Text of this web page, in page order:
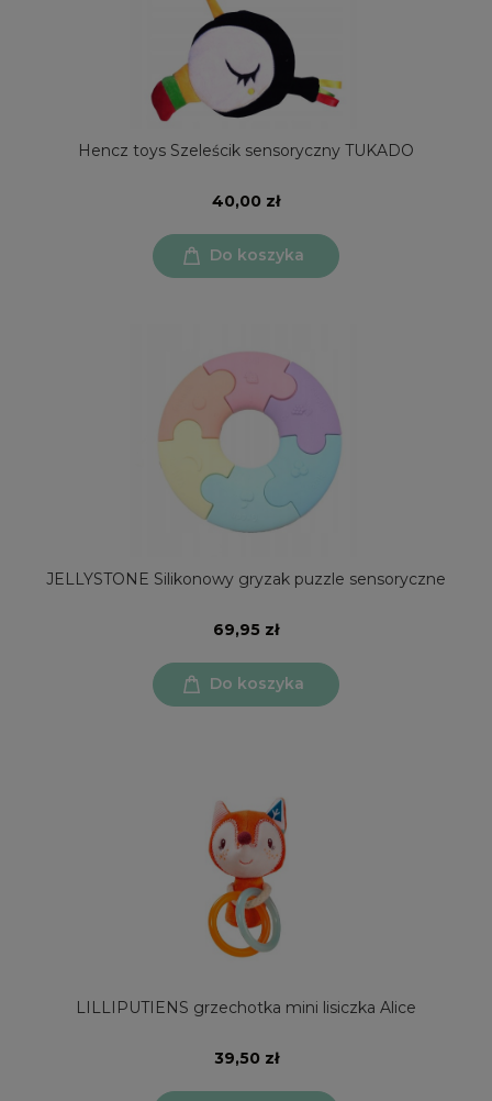
Hencz toys Szeleścik sensoryczny TUKADO
40,00 zł
Do koszyka
JELLYSTONE Silikonowy gryzak puzzle sensoryczne
69,95 zł
Do koszyka
LILLIPUTIENS grzechotka mini lisiczka Alice
39,50 zł